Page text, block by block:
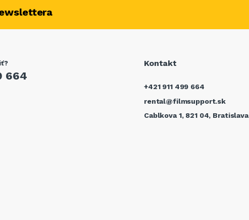
664
Kontakt
+421 911 499 664
rental@filmsupport.sk
Cablkova 1, 821 04, Bratislava